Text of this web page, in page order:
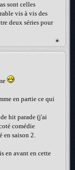
sont celles
vis à vis des
deux séries pour
en partie ce qui
hit parade (j'ai
comédie
en saison 2.
en avant en cette